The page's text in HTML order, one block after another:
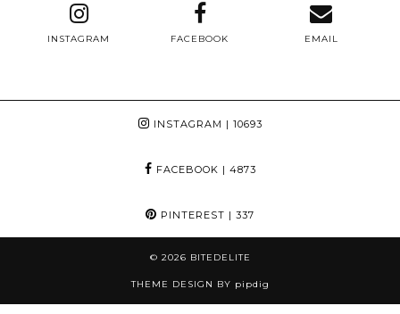
INSTAGRAM FACEBOOK EMAIL
INSTAGRAM | 10693
FACEBOOK | 4873
PINTEREST | 337
© 2026 BITEDELITE
THEME DESIGN BY pipdig